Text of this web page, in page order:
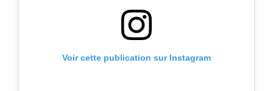
Voir cette publication sur Instagram